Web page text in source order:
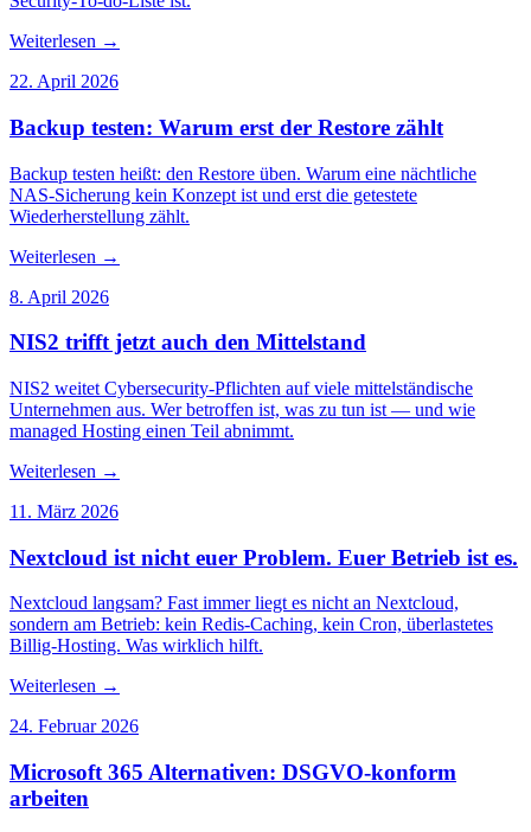
Weiterlesen →
22. April 2026
Backup testen: Warum erst der Restore zählt
Backup testen heißt: den Restore üben. Warum eine nächtliche
NAS-Sicherung kein Konzept ist und erst die getestete
Wiederherstellung zählt.
Weiterlesen →
8. April 2026
NIS2 trifft jetzt auch den Mittelstand
NIS2 weitet Cybersecurity-Pflichten auf viele mittelständische
Unternehmen aus. Wer betroffen ist, was zu tun ist — und wie
managed Hosting einen Teil abnimmt.
Weiterlesen →
11. März 2026
Nextcloud ist nicht euer Problem. Euer Betrieb ist es.
Nextcloud langsam? Fast immer liegt es nicht an Nextcloud,
sondern am Betrieb: kein Redis-Caching, kein Cron, überlastetes
Billig-Hosting. Was wirklich hilft.
Weiterlesen →
24. Februar 2026
Microsoft 365 Alternativen: DSGVO-konform
arbeiten